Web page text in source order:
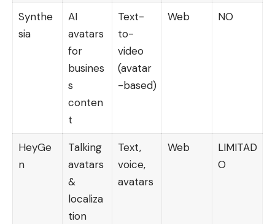
Synthe
sia
AI
avatars
for
busines
s
conten
t
Text-
to-
video
(avatar
-based)
Web NO
HeyGe
n
Talking
avatars
&
localiza
tion
Text,
voice,
avatars
Web
LIMITAD
O